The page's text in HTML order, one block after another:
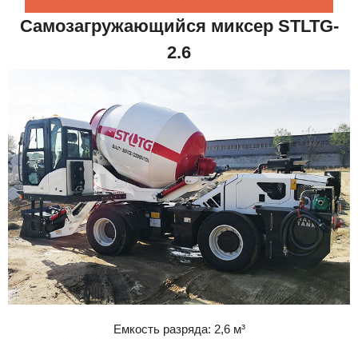
Самозагружающийся миксер STLTG-
2.6
Емкость разряда: 2,6 м³